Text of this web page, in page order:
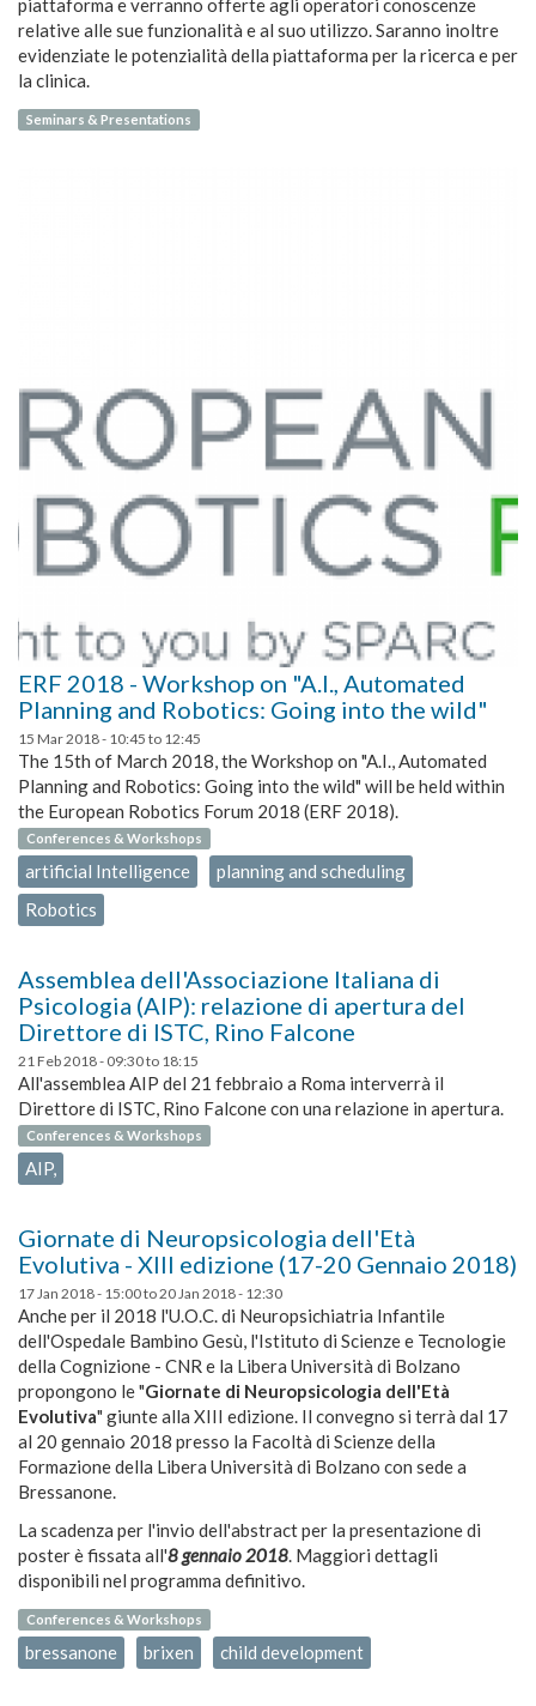
relative alle sue funzionalità e al suo utilizzo. Saranno inoltre
evidenziate le potenzialità della piattaforma per la ricerca e per
la clinica.
Seminars & Presentations
ERF 2018 - Workshop on "A.I., Automated
Planning and Robotics: Going into the wild"
15 Mar 2018 - 10:45 to 12:45
The 15th of March 2018, the Workshop on "A.I., Automated
Planning and Robotics: Going into the wild" will be held within
the European Robotics Forum 2018 (ERF 2018).
Conferences & Workshops
artificial Intelligence
planning and scheduling
Robotics
Assemblea dell'Associazione Italiana di
Psicologia (AIP): relazione di apertura del
Direttore di ISTC, Rino Falcone
21 Feb 2018 - 09:30to 18:15
All'assemblea AIP del 21 febbraio a Roma interverrà il
Direttore di ISTC, Rino Falcone con una relazione in apertura.
Conferences & Workshops
AIP,
Giornate di Neuropsicologia dell'Età
Evolutiva - XIII edizione (17-20 Gennaio 2018)
17 Jan 2018 - 15:00to20 Jan 2018 - 12:30
Anche per il 2018 l'U.O.C. di Neuropsichiatria Infantile
dell'Ospedale Bambino Gesù, l'Istituto di Scienze e Tecnologie
della Cognizione - CNR e la Libera Università di Bolzano
propongono le "Giornate di Neuropsicologia dell'Età
Evolutiva" giunte alla XIII edizione. Il convegno si terrà dal 17
al 20 gennaio 2018 presso la Facoltà di Scienze della
Formazione della Libera Università di Bolzano con sede a
Bressanone.
La scadenza per l'invio dell'abstract per la presentazione di
poster è fissata all'8 gennaio 2018 . Maggiori dettagli
disponibili nel programma definitivo.
Conferences & Workshops
bressanone brixen child development